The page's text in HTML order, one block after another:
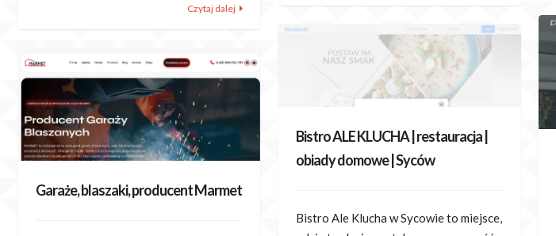
Czytaj dalej
Bistro ALE KLUCHA | restauracja |
obiady domowe | Syców
Bistro Ale Klucha w Sycowie to miejsce,
Garaże, blaszaki, producent Marmet